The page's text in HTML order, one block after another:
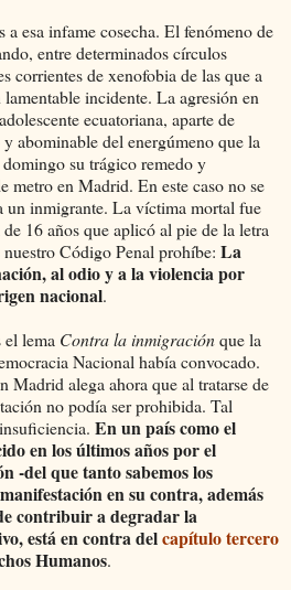
esa infame cosecha. El fenómeno de
entre determinados círculos
corrientes de xenofobia de las que a
incidente. La agresión en
ecuatoriana, aparte de
abominable del energúmeno que la
su trágico remedo y
metro en Madrid. En este caso no se
un inmigrante. La víctima mortal fue
16 años que aplicó al pie de la letra
Código Penal prohíbe: La
al odio y a la violencia por
nacional.
el lema Contra la inmigraciónque la
Nacional había convocado.
Madrid alega ahora que al tratarse de
no podía ser prohibida. Tal
En un país como el
en los últimos años por el
-del que tanto sabemos los
en su contra, además
contribuir a degradar la
está en contra delcapítulo tercero
Humanos.